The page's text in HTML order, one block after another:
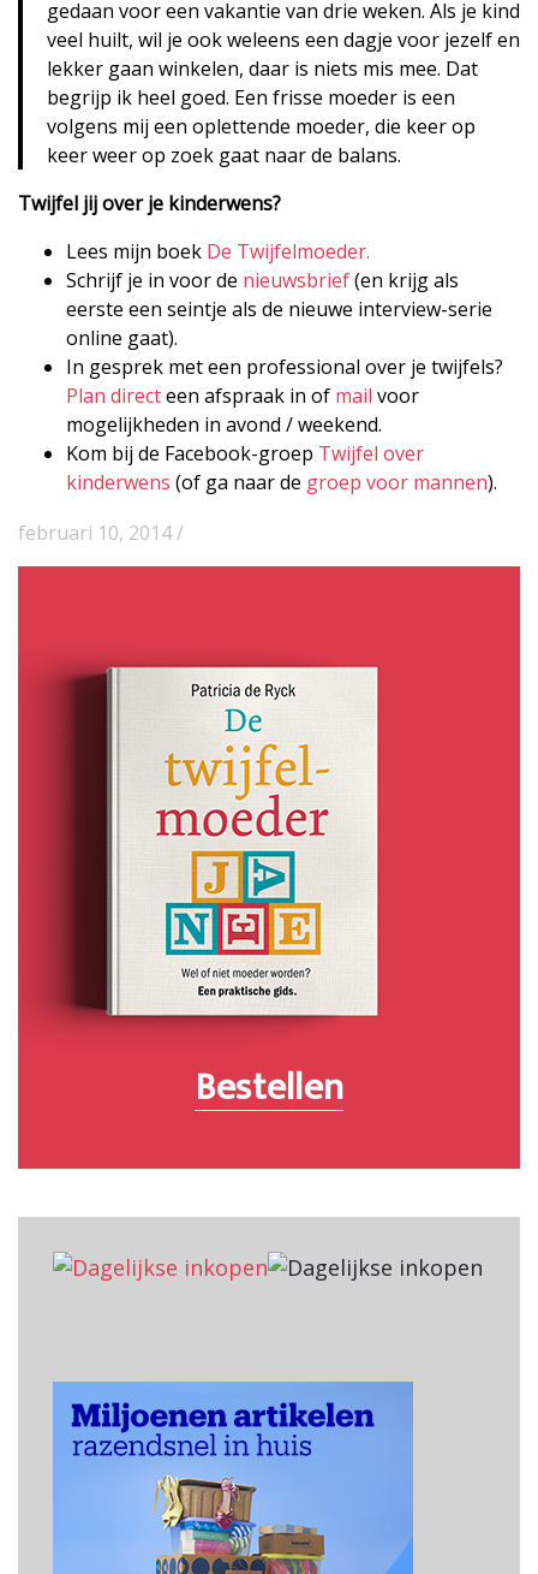
gedaan voor een vakantie van drie weken. Als je kind
veel huilt, wil je ook weleens een dagje voor jezelf en
lekker gaan winkelen, daar is niets mis mee. Dat
begrijp ik heel goed. Een frisse moeder is een
volgens mij een oplettende moeder, die keer op
keer weer op zoek gaat naar de balans.
Twijfel jij over je kinderwens?
Lees mijn boek De Twijfelmoeder.
Schrijf je in voor de nieuwsbrief(en krijg als
eerste een seintje als de nieuwe interview-serie
online gaat).
In gesprek met een professional over je twijfels?
Plan directeen afspraak in of mail voor
mogelijkheden in avond / weekend.
Kom bij de Facebook-groep Twijfel over
kinderwens (of ga naar de groep voor mannen).
februari 10, 2014 /
Bestellen